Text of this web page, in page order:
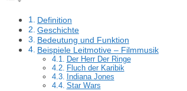
Definition
Geschichte
Bedeutung und Funktion
Beispiele Leitmotive – Filmmusik
Der Herr Der Ringe
Fluch der Karibik
Indiana Jones
Star Wars